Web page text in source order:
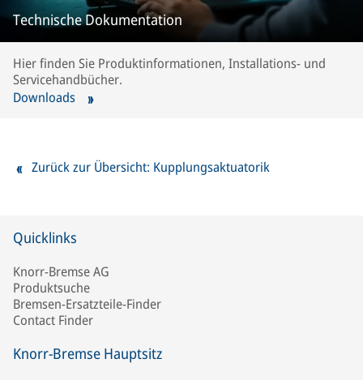
Technische Dokumentation
Hier finden Sie Produktinformationen, Installations- und
Servicehandbücher.
Downloads
Zurück zur Übersicht: Kupplungsaktuatorik
Quicklinks
Knorr-Bremse AG
Produktsuche
Bremsen-Ersatzteile-Finder
Contact Finder
Knorr-Bremse Hauptsitz